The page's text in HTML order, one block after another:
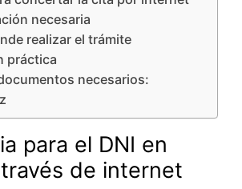
necesaria
realizar el trámite
práctica
necesarios:
para el DNI en
de internet